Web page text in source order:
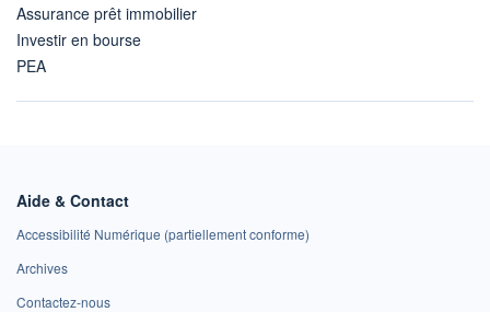
Assurance prêt immobilier
Investir en bourse
PEA
Aide & Contact
Accessibilité Numérique (partiellement conforme)
Archives
Contactez-nous